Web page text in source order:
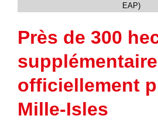
EAP)
Près de 300
officiellement
Mille-Isles